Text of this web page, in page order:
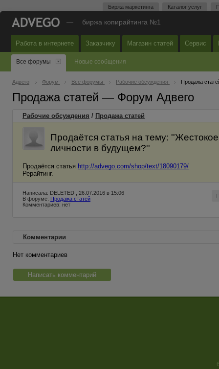
Биржа маркетинга Каталог услуг
— биржа копирайтинга №1
Работа в интернете Заказчику Магазин статей Сервис
Все форумы Новые сообщения
Адвего Форум Все форумы Рабочие обсуждения Продажа
Продажа статей — Форум Адвего
Рабочие обсуждения / Продажа статей
Продаётся статья на тему:
личности в будущем?''
Продаётся статья http://advego.com/shop/text/18090179/
Рерайтинг.
Написала: DELETED , 26.07.2016 в 15:06
В форуме: Продажа статей
Комментариев: нет
Комментарии
Нет комментариев
Написать комментарий